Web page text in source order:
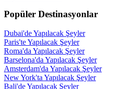
Popüler Destinasyonlar
Dubai'de Yapılacak Şeyler
Paris'te Yapılacak Şeyler
Roma'da Yapılacak Şeyler
Barselona'da Yapılacak Şeyler
Amsterdam'da Yapılacak Şeyler
New York'ta Yapılacak Şeyler
Bali'de Yapılacak Şeyler